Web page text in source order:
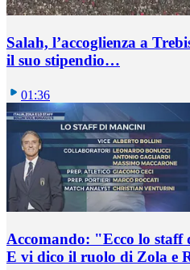
Salah, l’accoglienza a
il suo stipendio…
01:36
Accomando: "Ecco lo
E vi dico il ruolo di Zola e